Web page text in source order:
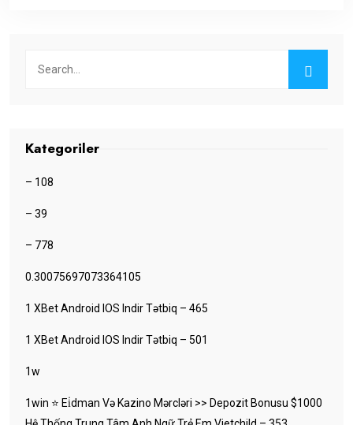
Kategoriler
– 108
– 39
– 778
0.30075697073364105
1 XBet Android IOS Indir Tətbiq – 465
1 XBet Android IOS Indir Tətbiq – 501
1w
1win ⭐ Ei̇dman Və Kazino Mərcləri >> Depozit Bonusu $1000